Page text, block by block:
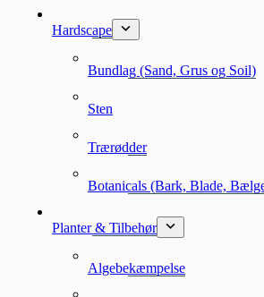
Hardscape
Bundlag (Sand, Grus og Soil)
Sten
Trærødder
Botanicals (Bark, Blade,
Planter & Tilbehør
Algebekæmpelse